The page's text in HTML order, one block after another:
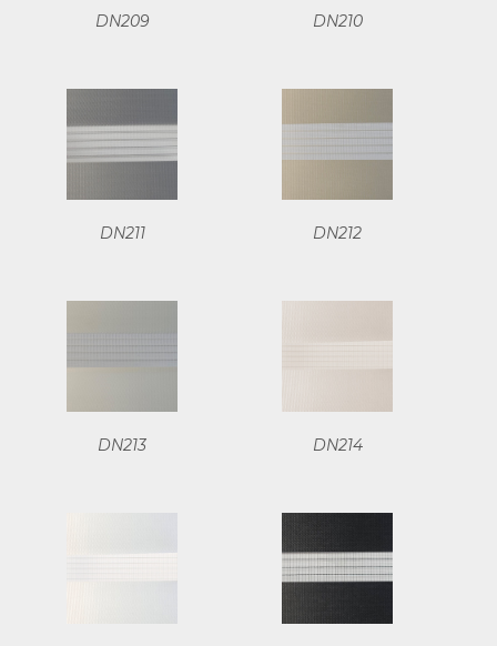
DN209 DN210
DN211 DN212
DN213 DN214